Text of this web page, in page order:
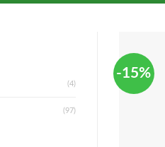
(4)
(97)
-15%